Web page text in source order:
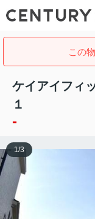
この
ケイアイフ
１
-
1/3